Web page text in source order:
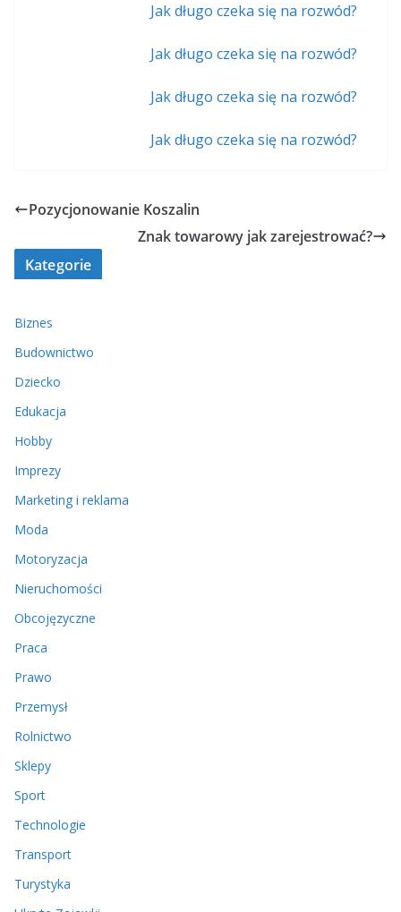
Jak długo czeka się na rozwód?
Jak długo czeka się na rozwód?
Jak długo czeka się na rozwód?
Jak długo czeka się na rozwód?
Pozycjonowanie Koszalin
Znak towarowy jak zarejestrować?
Kategorie
Biznes
Budownictwo
Dziecko
Edukacja
Hobby
Imprezy
Marketing i reklama
Moda
Motoryzacja
Nieruchomości
Obcojęzyczne
Praca
Prawo
Przemysł
Rolnictwo
Sklepy
Sport
Technologie
Transport
Turystyka